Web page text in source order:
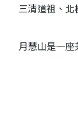
三清道祖、北
月慧山是一座